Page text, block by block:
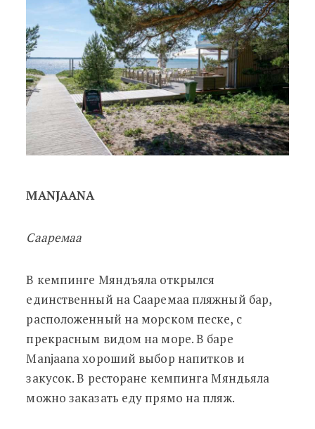
MANJAANA
Сааремаа
В кемпинге Мяндъяла открылся
единственный на Сааремаа пляжный бар,
расположенный на морском песке, с
прекрасным видом на море. В баре
Manjaana хороший выбор напитков и
закусок. В ресторане кемпинга Мяндьяла
можно заказать еду прямо на пляж.